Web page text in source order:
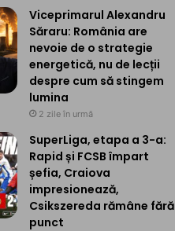
Viceprimarul Alexandru
Săraru: România are
nevoie de o strategie
energetică, nu de lecții
despre cum să stingem
lumina
2 zile în urmă
SuperLiga, etapa a 3-a:
Rapid și FCSB împart
șefia, Craiova
impresionează,
Csikszereda rămâne fără
punct